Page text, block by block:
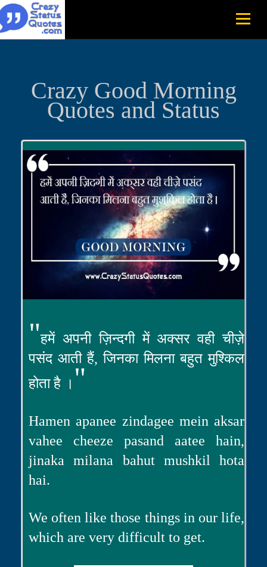
Crazy Good Morning
Quotes and Status
"हमें अपनी ज़िन्दगी में अक्सर वही चीज़े
पसंद आती हैं, जिनका मिलना बहुत मुश्किल
होता है । "
Hamen apanee zindagee mein aksar
vahee cheeze pasand aatee hain,
jinaka milana bahut mushkil hota
hai.
We often like those things in our life,
which are very difficult to get.